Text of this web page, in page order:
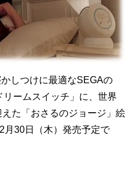
しつけに最適なSEGAの
リームスイッチ」に、世界
た「おさるのジョージ」絵
月30日（木）発売予定で